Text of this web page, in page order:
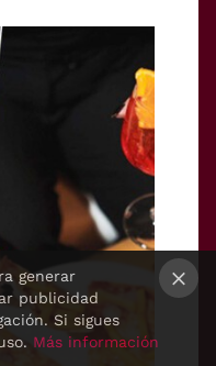
generar
publicidad
Si sigues
Más información